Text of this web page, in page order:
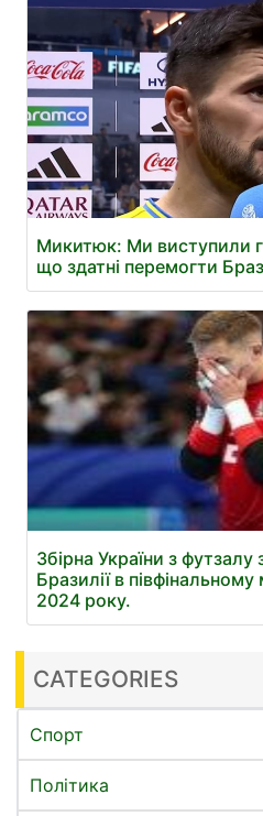
Микитюк: Ми виступили
що здатні перемогти
Збірна України з футзалу
Бразилії в півфінальному
2024 року.
CATEGORIES
Спорт
Політика